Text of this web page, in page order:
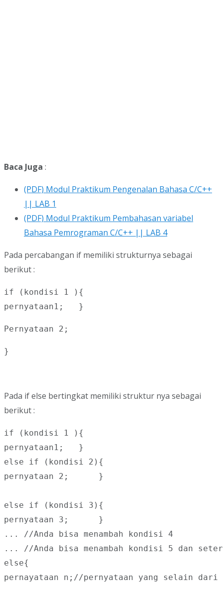
Baca Juga :
(PDF) Modul Praktikum Pengenalan Bahasa C/C++
|| LAB 1
(PDF) Modul Praktikum Pembahasan variabel
Bahasa Pemrograman C/C++ || LAB 4
Pada percabangan if memiliki strukturnya sebagai
berikut :
if (kondisi 1 ){
pernyataan1;   }
Pernyataan 2;
}
Pada if else bertingkat memiliki struktur nya sebagai
berikut :
if (kondisi 1 ){
pernyataan1;   }
else if (kondisi 2){
pernyataan 2;      }
else if (kondisi 3){
pernyataan 3;      }
... //Anda bisa menambah kondisi 4
... //Anda bisa menambah kondisi 5 dan
else{
pernayataan n;//pernyataan yang selain